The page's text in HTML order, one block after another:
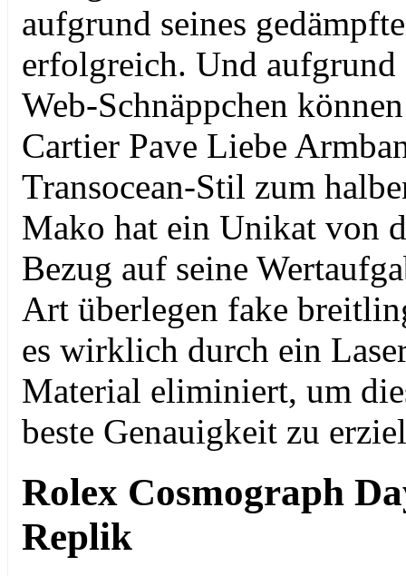
aufgrund seines
erfolgreich. Und aufgrund
Web-Schnäppchen
Cartier Pave Liebe
Transocean-Stil zum
Mako hat ein Unikat von
Bezug auf seine
Art überlegen fake
es wirklich durch ein
Material eliminiert, um
beste Genauigkeit zu
Rolex Cosmograph
Replik